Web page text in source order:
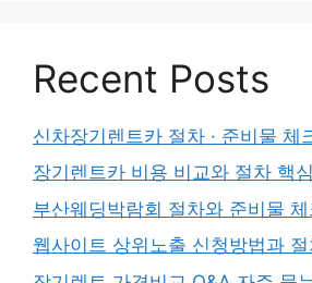
Recent Posts
신차장기렌트카 절차 · 준비물 체
장기렌트카 비용 비교와 절차 핵
부산웨딩박람회 절차와 준비물 체
웹사이트 상위노출 신청방법과 절